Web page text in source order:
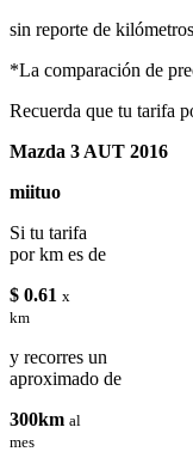
sin reporte de kilómetros
*La comparación de
Recuerda que tu tarifa
Mazda 3 AUT 2016
miituo
Si tu tarifa
por km es de
$ 0.61 x
km
y recorres un
aproximado de
300km al
mes